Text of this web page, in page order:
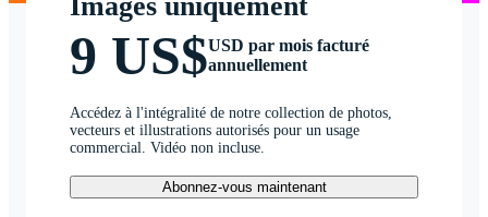
9 US$USD par mois facturé
annuellement
Accédez à l'intégralité de notre collection de photos,
vecteurs et illustrations autorisés pour un usage
commercial. Vidéo non incluse.
Abonnez-vous maintenant